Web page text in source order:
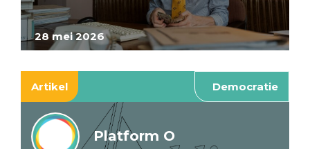
28 mei 2026
Artikel Democratie
Platform O